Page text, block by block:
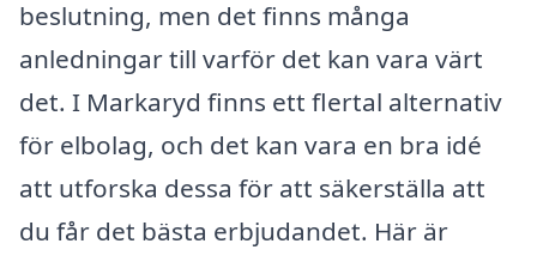
beslutning, men det finns många
anledningar till varför det kan vara värt
det. I Markaryd finns ett flertal alternativ
för elbolag, och det kan vara en bra idé
att utforska dessa för att säkerställa att
du får det bästa erbjudandet. Här är